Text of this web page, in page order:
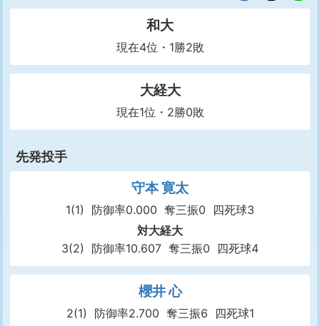
和大
現在4位・1勝2敗
大経大
現在1位・2勝0敗
先発投手
守本 寛太
1(1) 防御率0.000 奪三振0
四死球3
対大経大
3(2)
防御率10.607 奪三振0 四死球4
櫻井 心
2(1) 防御率2.700 奪三振6
四死球1